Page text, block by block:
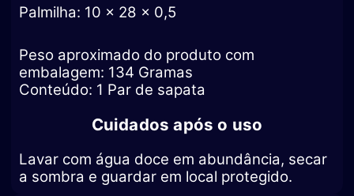
Palmilha: 10 x 28 x 0,5
Peso aproximado do produto com
embalagem: 134 Gramas
Conteúdo: 1 Par de sapata
Cuidados após o uso
Lavar com água doce em abundância, secar
a sombra e guardar em local protegido.